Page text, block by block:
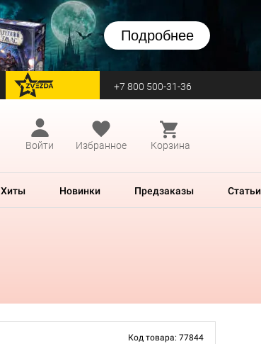
Подробнее
перейти на Zvezda +7 800 500-31-36
Войти
Избранное Корзина
Хиты Новинки Предзаказы Статьи
Код товара: 77844